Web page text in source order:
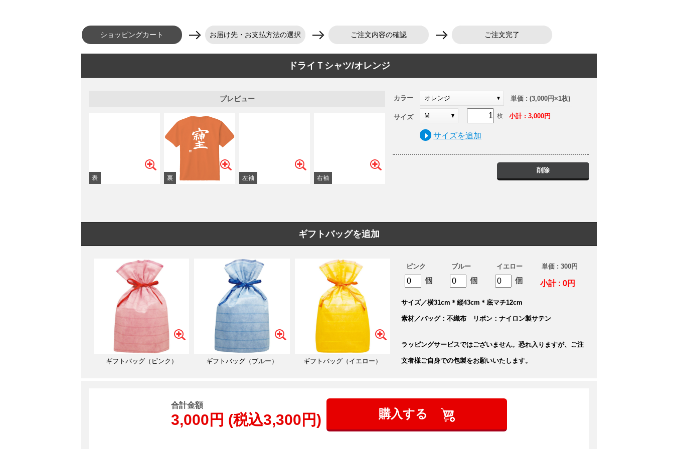
ショッピングカート お届け先・お支払方法の選択 ご注文内容の確認 ご注文完了
ドライＴシャツ/オレンジ
プレビュー カラー オレンジ
M 枚
サイズ
サイズを追加
単価 : (3,000円×1枚)
小計 : 3,000円
削除
ギフトバッグを追加
ギフトバッグ（ピンク） ギフトバッグ（ブルー） ギフトバッグ（イエロー）
ピンク
個
ブルー
個
イエロー
個
単価 : 300円
小計 : 0円
サイズ／横31cm＊縦43cm＊底マチ12cm
素材／バッグ：不織布 リボン：ナイロン製サテン
ラッピングサービスではございません。恐れ入りますが、ご注
文者様ご自身での包製をお願いいたします。
合計金額
3,000円 (税込3,300円) 購入する